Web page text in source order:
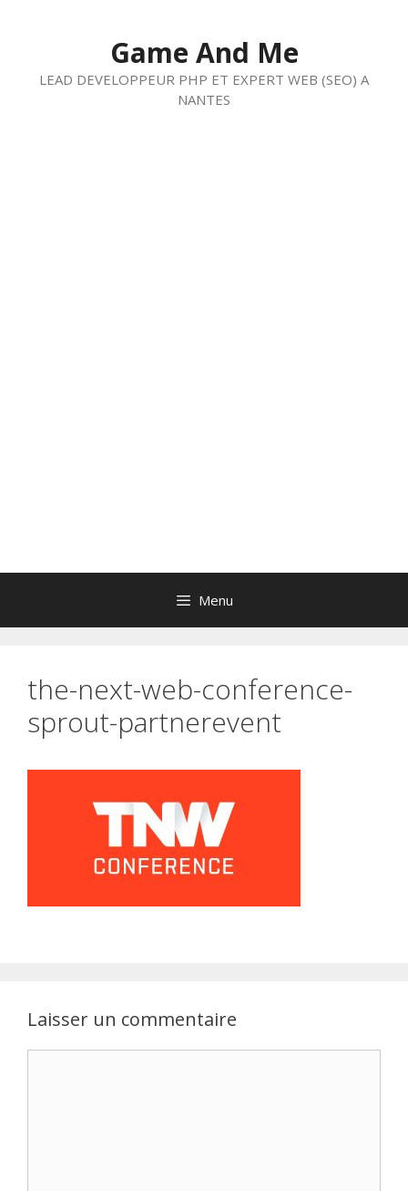
Game And Me
LEAD DEVELOPPEUR PHP ET EXPERT WEB (SEO) A
NANTES
Menu
the-next-web-conference-
sprout-partnerevent
Laisser un commentaire